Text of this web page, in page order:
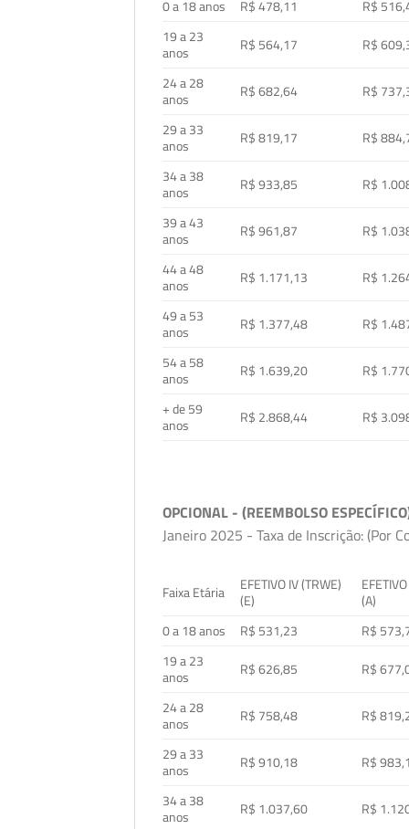
0 a 18 anos
R$ 478,11 R$
19 a 23
anos
R$ 564,17 R$
24 a 28
anos
R$ 682,64 R$
29 a 33
anos
R$ 819,17 R$
34 a 38
anos
R$ 933,85 R$
39 a 43
anos
R$ 961,87 R$
44 a 48
anos
R$ 1.171,13 R$
49 a 53
anos
R$ 1.377,48 R$
54 a 58
anos
R$ 1.639,20 R$
+ de 59
anos
R$ 2.868,44 R$
OPCIONAL - (REEMBOLSO
Janeiro 2025 - Taxa de Inscrição: (Por
Faixa Etária
EFETIVO IV (TRWE)
(E)
(A)
0 a 18 anos
R$ 531,23 R$
19 a 23
anos
R$ 626,85 R$
24 a 28
anos
R$ 758,48 R$
29 a 33
anos
R$ 910,18 R$
34 a 38
anos
R$ 1.037,60 R$